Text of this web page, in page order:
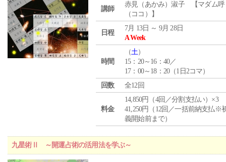
講師
赤見（あかみ）淑子 【マダム呼
（ココ）】
日程
7月 13日 ～ 9月 28日
A Week
時間
（土）
15：20～16：40／
17：00～18：20（1日2コマ）
回数
全12回
料金
14,850円（4回／分割支払い）×3
41,250円（12回／一括前納支払※
義開始前まで）
九星術Ⅱ ～開運占術の活用法を学ぶ～